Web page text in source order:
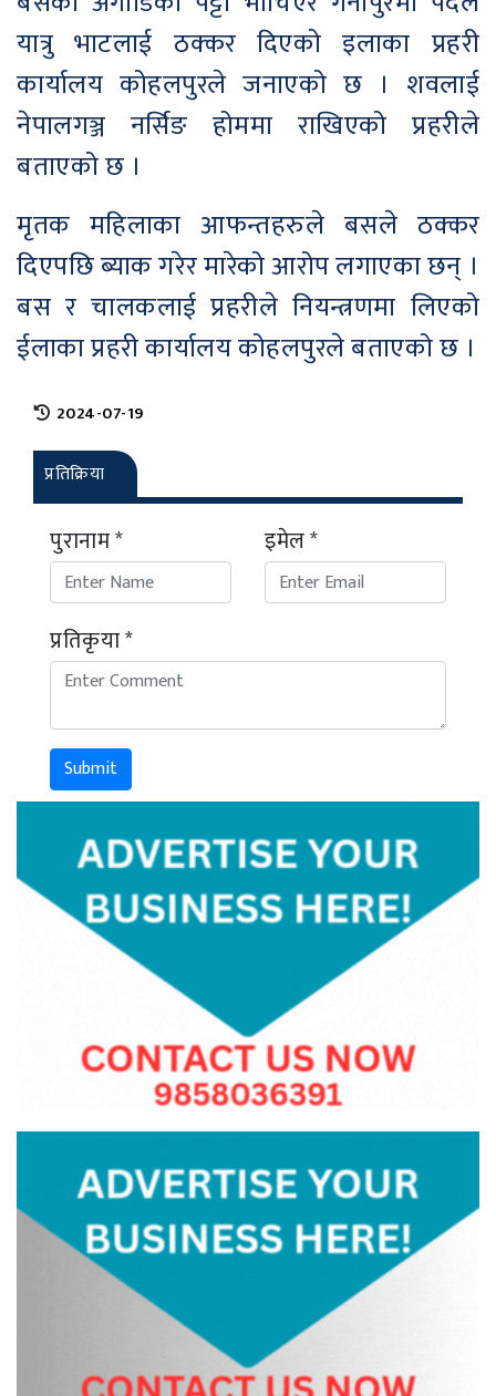
यात्रु भाटलाई ठक्कर दिएको इलाका प्रहरी
कार्यालय कोहलपुरले जनाएको छ । शवलाई
नेपालगञ्ज नर्सिङ होममा राखिएको प्रहरीले
बताएको छ ।
मृतक महिलाका आफन्तहरुले बसले ठक्कर
दिएपछि ब्याक गरेर मारेको आरोप लगाएका छन् ।
बस र चालकलाई प्रहरीले नियन्त्रणमा लिएको
ईलाका प्रहरी कार्यालय कोहलपुरले बताएको छ ।
2024-07-19
प्रतिक्रिया
पुरानाम * इमेल *
प्रतिकृया *
Submit